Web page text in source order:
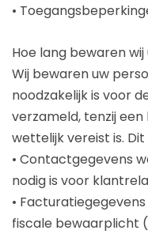
•
Hoe lang bewaren
Wij bewaren uw
noodzakelijk is voor
verzameld, tenzij
wettelijk vereist is.
• Contactgegevens
nodig is voor
•
fiscale bewaarplicht